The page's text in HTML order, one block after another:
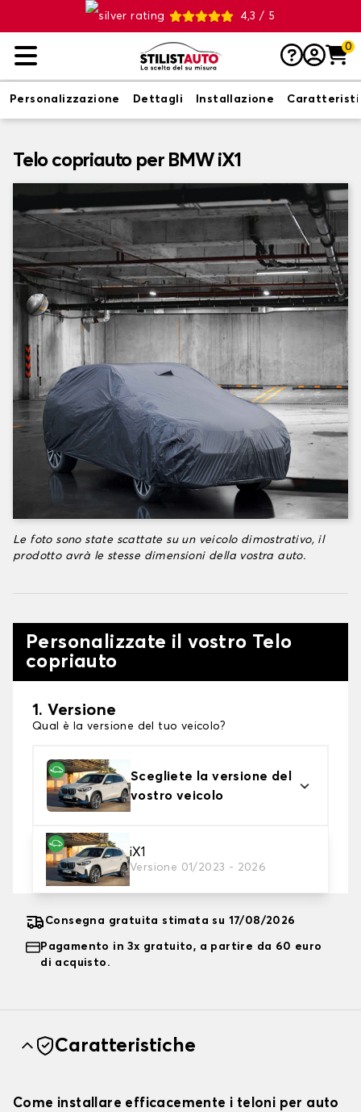
4,3 / 5
0
Personalizzazione Dettagli Installazione
Telo copriauto per BMW iX1
Le foto sono state scattate su un veicolo dimostrativo, il
prodotto avrà le stesse dimensioni della vostra auto.
Personalizzate il vostro Telo
copriauto
1. Versione
Qual è la versione del tuo veicolo?
Scegliete la versione del
vostro veicolo
iX1
Versione 01/2023 - 2026
2. Livello di protezione
Scegli il telo protettivo adatto alle tue esigenze
Consegna gratuita stimata su 17/08/2026
Pagamento in 3x gratuito, a partire da 60 euro
di acquisto.
Caratteristiche
Come installare efficacemente i teloni per auto